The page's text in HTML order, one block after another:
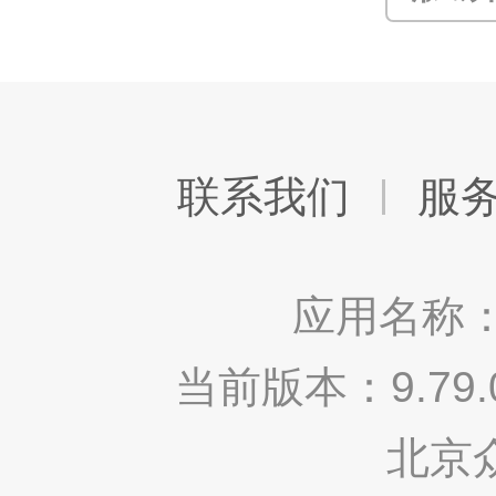
联系我们 服
应用名称
当前版本：
北京